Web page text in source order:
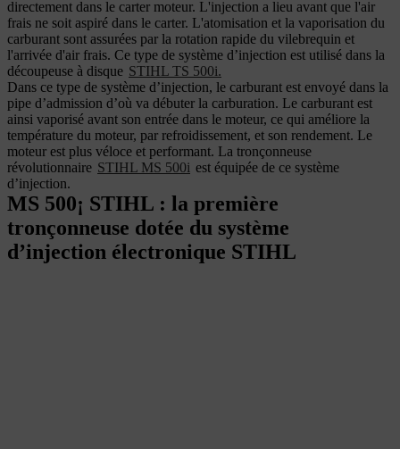
directement dans le carter moteur. L'injection a lieu avant que l'air
frais ne soit aspiré dans le carter. L'atomisation et la vaporisation du
carburant sont assurées par la rotation rapide du vilebrequin et
l'arrivée d'air frais. Ce type de système d’injection est utilisé dans la
découpeuse à disque STIHL TS 500i.
Dans ce type de système d’injection, le carburant est envoyé dans la
pipe d’admission d’où va débuter la carburation. Le carburant est
ainsi vaporisé avant son entrée dans le moteur, ce qui améliore la
température du moteur, par refroidissement, et son rendement. Le
moteur est plus véloce et performant. La tronçonneuse
révolutionnaire STIHL MS 500i est équipée de ce système
d’injection.
MS 500¡ STIHL : la première
tronçonneuse dotée du système
d’injection électronique STIHL